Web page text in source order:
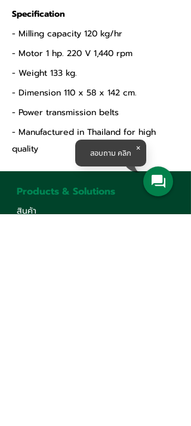
Specification
- Milling capacity 120 kg/hr
- Motor 1 hp. 220 V 1,440 rpm
- Weight 133 kg.
- Dimension 110 x 58 x 142 cm.
- Power transmission belts
- Manufactured in Thailand for high
quality
Products & Solutions
สินค้า
สอบถาม คลิก